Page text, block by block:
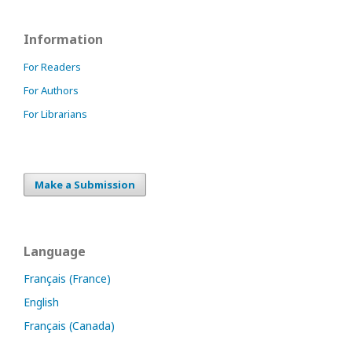
Information
For Readers
For Authors
For Librarians
Make a Submission
Language
Français (France)
English
Français (Canada)